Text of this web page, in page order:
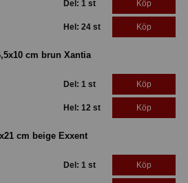
Del: 1 st Köp
Hel: 24 st Köp
cm brun Xantia
Del: 1 st Köp
Hel: 12 st Köp
cm beige Exxent
Del: 1 st Köp